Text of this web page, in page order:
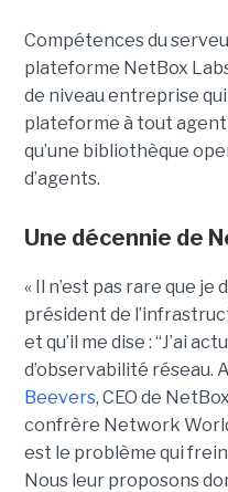
Compétences du
plateforme NetBox
de niveau entreprise
plateforme à tout agent
qu’une bibliothèque
d’agents.
Une décennie de
« Il n’est pas rare que
président de
et qu’il me dise : “J’ai
d’observabilité réseau.
Beevers, CEO de
confrère Network
est le problème qui
Nous leur proposons